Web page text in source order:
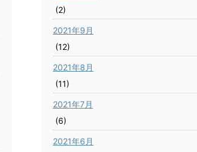
(2)
2021年9月
(12)
2021年8月
(11)
2021年7月
(6)
2021年6月